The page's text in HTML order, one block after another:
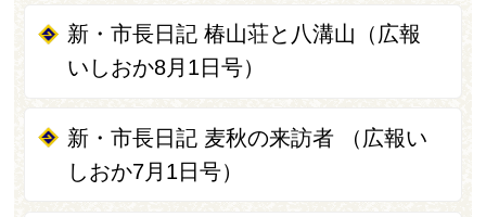
新・市長日記 椿山荘と八溝山（広報
いしおか8月1日号）
新・市長日記 麦秋の来訪者 （広報い
しおか7月1日号）